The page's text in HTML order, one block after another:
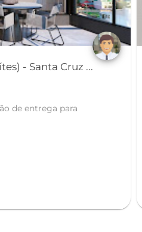
- Santa Cruz ...